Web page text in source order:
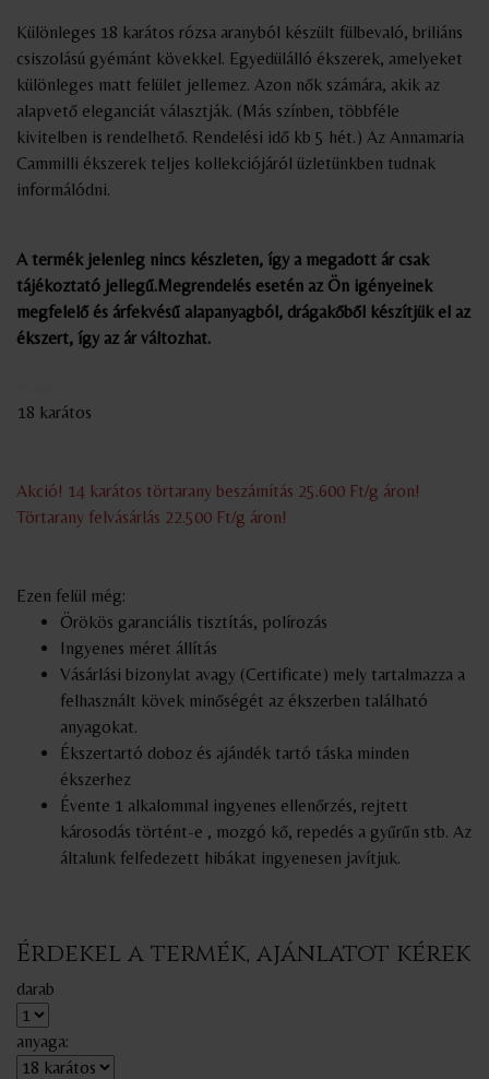
Különleges 18 karátos rózsa aranyból készült fülbevaló, briliáns
csiszolású gyémánt kövekkel. Egyedülálló ékszerek, amelyeket
különleges matt felület jellemez. Azon nők számára, akik az
alapvető eleganciát választják. (Más színben, többféle
kivitelben is rendelhető. Rendelési idő kb 5 hét.) Az Annamaria
Cammilli ékszerek teljes kollekciójáról üzletünkben tudnak
informálódni.
A termék jelenleg nincs készleten, így a megadott ár csak
tájékoztató jellegű.Megrendelés esetén az Ön igényeinek
megfelelő és árfekvésű alapanyagból, drágakőből készítjük el az
ékszert, így az ár változhat.
18 karátos
Akció! 14 karátos törtarany beszámítás 25.600 Ft/g áron!
Törtarany felvásárlás 22.500 Ft/g áron!
Ezen felül még:
Örökös garanciális tisztítás, polírozás
Ingyenes méret állítás
Vásárlási bizonylat avagy (Certificate) mely tartalmazza a
felhasznált kövek minőségét az ékszerben található
anyagokat.
Ékszertartó doboz és ajándék tartó táska minden
ékszerhez
Évente 1 alkalommal ingyenes ellenőrzés, rejtett
károsodás történt-e , mozgó kő, repedés a gyűrűn stb. Az
általunk felfedezett hibákat ingyenesen javítjuk.
Érdekel a termék, ajánlatot kérek
darab
anyaga: